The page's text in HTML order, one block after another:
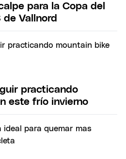
para la Copa del
de Vallnord
practicando
este frío invierno